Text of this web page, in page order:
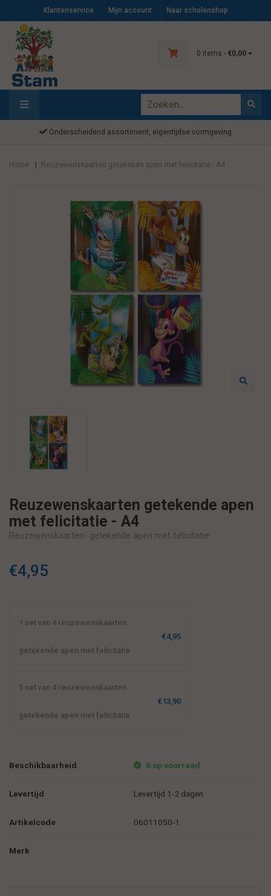
Klantenservice Mijn account Naar scholenshop
0 items - €0,00
Onderscheidend assortiment, eigentijdse vormgeving
Home Reuzewenskaarten getekende apen met felicitatie - A4
Reuzewenskaarten getekende apen
met felicitatie - A4
Reuzewenskaarten- getekende apen met felicitatie
€4,95
1 set van 4 reuzewenskaarten
getekende apen met felicitatie
€4,95
5 set van 4 reuzewenskaarten
getekende apen met felicitatie
€13,90
Beschikbaarheid 6 op voorraad
Levertijd Levertijd 1-2 dagen
Artikelcode 06011050-1
Merk